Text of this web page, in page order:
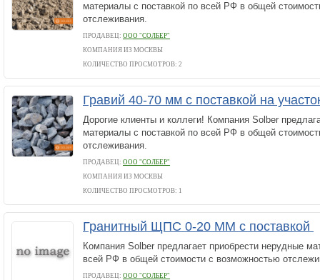
материалы с поставкой по всей РФ в общей
отслеживания.
ПРОДАВЕЦ: ООО "СОЛБЕР"
КОМПАНИЯ ИЗ МОСКВЫ
КОЛИЧЕСТВО ПРОСМОТРОВ: 2
Гравий 40-70 мм с поставкой на
Дорогие клиенты и коллеги! Компания Solber
материалы с поставкой по всей РФ в общей
отслеживания.
ПРОДАВЕЦ: ООО "СОЛБЕР"
КОМПАНИЯ ИЗ МОСКВЫ
КОЛИЧЕСТВО ПРОСМОТРОВ: 1
Гранитный ЩПС 0-20 ММ с поставкой
Компания Solber предлагает приобрести нерудные
всей РФ в общей стоимости с возможностью
ПРОДАВЕЦ: ООО "СОЛБЕР"